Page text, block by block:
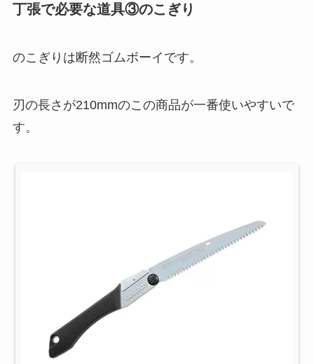
丁張で必要な道具③のこぎり
のこぎりは断然ゴムボーイです。
刃の長さが210mmのこの商品が一番使いやすいで
す。